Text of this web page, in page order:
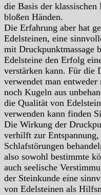
die Basis der
bloßen Händen.
Die Erfahrung aber hat
Edelsteinen, eine
mit Druckpunktmassage
Edelsteine den Erfolg
verstärken kann. Für die
verwendet man entweder
noch Kugeln aus
die Qualität von
verwenden kann finden
Die Wirkung der
verhilft zur
Schlafstörungen
also sowohl bestimmte
auch seelische
der Steinkunde eine
von Edelsteinen als